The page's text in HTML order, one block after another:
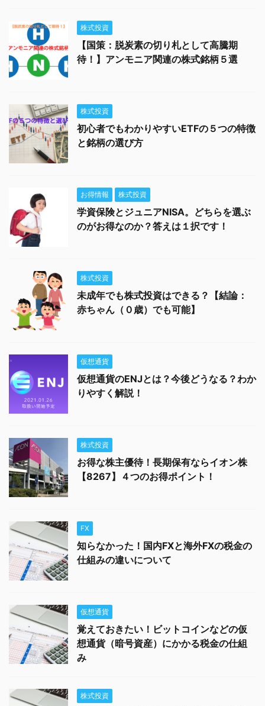
株式投資
【国策：脱炭素の切り札として高騰期
待！】アンモニア関連の株式銘柄５選
株式投資
初心者でもわかりやすいETFの５つの特徴
と銘柄の選び方
お得情報 株式投資
学資保険とジュニアNISA。どちらを選ぶ
のがお得なのか？答えは１択です！
株式投資
未成年でも株式投資はできる？【結論：
赤ちゃん（０歳）でも可能】
仮想通貨
仮想通貨のENJとは？今後どうなる？わか
りやすく解説！
株式投資
お得な株主優待！長期保有ならイオン株
【8267】４つのお得ポイント！
FX
知らなかった！国内FXと海外FXの税金の
仕組みの違いについて
仮想通貨
覚えておきたい！ビットコインなどの仮
想通貨（暗号資産）にかかる税金の仕組
み
株式投資